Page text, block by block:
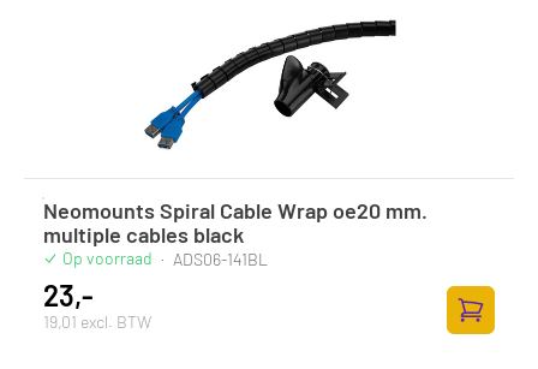
Neomounts Spiral Cable Wrap oe20 mm.
multiple cables black
Op voorraad · ADS06-141BL
23,-
19,01 excl. BTW
Zum